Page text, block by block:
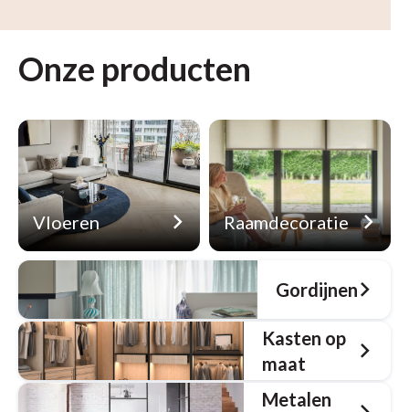
Onze producten
Vloeren Raamdecoratie
Gordijnen
Kasten op
maat
Metalen